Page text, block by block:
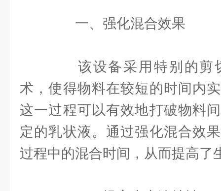
一、强化混合效果
该设备采用特别的剪
术，使得物料在较短的时间内
这一过程可以有效地打破物料
定的乳状液。通过强化混合效
过程中的混合时间，从而提高了